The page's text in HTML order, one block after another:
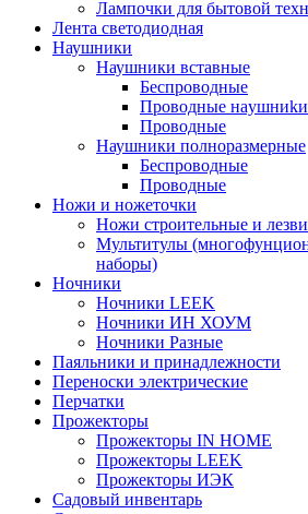
Лампочки для бытовой
Лента светодиодная
Наушники
Наушники вставные
Беспроводные
Пpoвoдныe
Проводные
Наушники полноразмерные
Беспроводные
Проводные
Ножи и ножеточки
Ножи строительные и
Мультитулы
наборы)
Ночники
Ночники LEEK
Ночники ИН ХОУМ
Ночники Разные
Паяльники и принадлежности
Переноски электрические
Перчатки
Прожекторы
Прожекторы IN HOME
Прожекторы LEEK
Прожекторы ИЭК
Садовый инвентарь